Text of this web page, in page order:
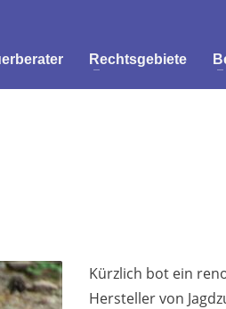
Rechtsgebiete
Kürzlich bot ein
Hersteller von